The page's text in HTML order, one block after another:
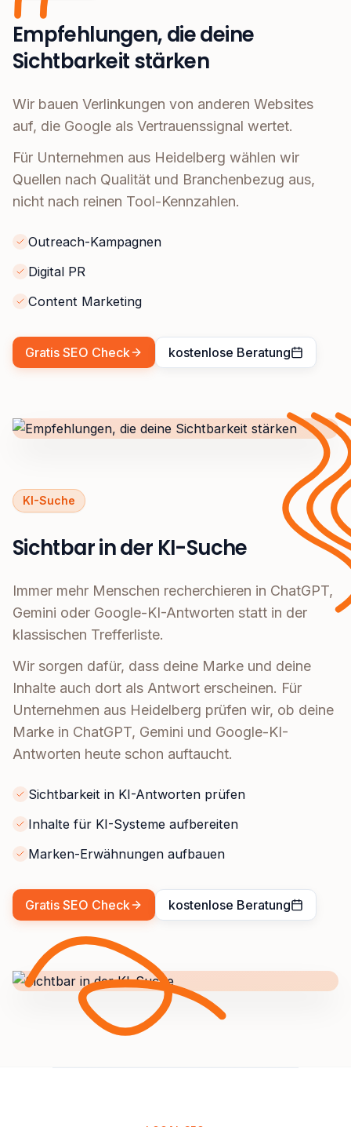
Empfehlungen, die deine
Sichtbarkeit stärken
Wir bauen Verlinkungen von anderen Websites
auf, die Google als Vertrauenssignal wertet.
Für Unternehmen aus Heidelberg wählen wir
Quellen nach Qualität und Branchenbezug aus,
nicht nach reinen Tool-Kennzahlen.
Outreach-Kampagnen
Digital PR
Content Marketing
Gratis SEO Check kostenlose Beratung
KI-Suche
Sichtbar in der KI-Suche
Immer mehr Menschen recherchieren in ChatGPT,
Gemini oder Google-KI-Antworten statt in der
klassischen Trefferliste.
Wir sorgen dafür, dass deine Marke und deine
Inhalte auch dort als Antwort erscheinen. Für
Unternehmen aus Heidelberg prüfen wir, ob deine
Marke in ChatGPT, Gemini und Google-KI-
Antworten heute schon auftaucht.
Sichtbarkeit in KI-Antworten prüfen
Inhalte für KI-Systeme aufbereiten
Marken-Erwähnungen aufbauen
Gratis SEO Check kostenlose Beratung